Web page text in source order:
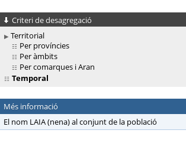
Criteri de desagregació
Territorial
Per províncies
Per àmbits
Per comarques i Aran
Temporal
Més informació
El nom LAIA (nena) al conjunt de la població